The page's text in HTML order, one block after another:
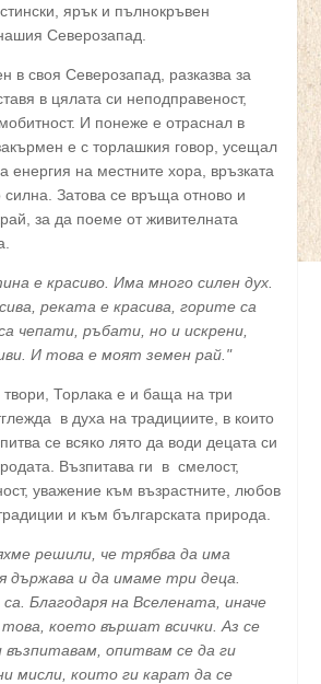
ярък и пълнокръвен
Северозапад.
в своя Северозапад, разказва за
в цялата си неподправеност,
И понеже е отраснал в
е с торлашкия говор, усещал
енергия на местните хора, връзката
Затова се връща отново и
за да поеме от живителната
е красиво. Има много силен дух.
реката е красива, горите са
чепати, ръбати, но и искрени,
И това е моят земен рай."
Торлака е и баща на три
в духа на традициите, в които
се всяко лято да води децата си
Възпитава ги в смелост,
уважение към възрастните, любов
и към българската природа.
решили, че трябва да има
държава и да имаме три деца.
Благодаря на Вселената, иначе
което вършат всички. Аз се
възпитавам, опитвам се да ги
мисли, които ги карат да се